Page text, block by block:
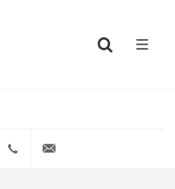
Instagram(+54)(9)3548-576073